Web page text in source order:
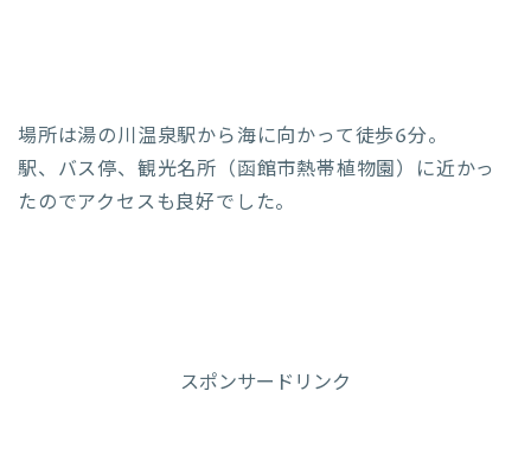
場所は湯の川温泉駅から海に向かって徒歩6分。
駅、バス停、観光名所（函館市熱帯植物園）に近かっ
たのでアクセスも良好でした。
スポンサードリンク